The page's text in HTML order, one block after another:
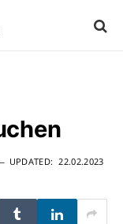
UPDATED: 22.02.2023